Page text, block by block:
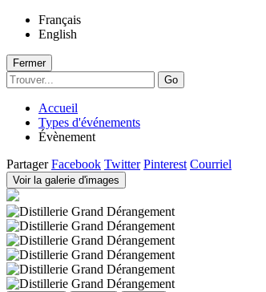
Français
English
Fermer
Go
Accueil
Types d'événements
Évènement
Partager Facebook Twitter Pinterest Courriel
Voir la galerie d'images